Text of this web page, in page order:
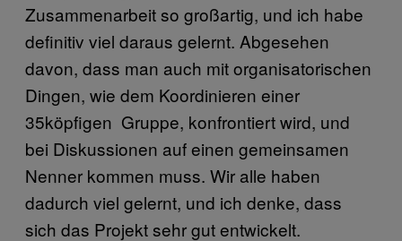
Zusammenarbeit so großartig, und ich habe
definitiv viel daraus gelernt. Abgesehen
davon, dass man auch mit organisatorischen
Dingen, wie dem Koordinieren einer
35köpfigen Gruppe, konfrontiert wird, und
bei Diskussionen auf einen gemeinsamen
Nenner kommen muss. Wir alle haben
dadurch viel gelernt, und ich denke, dass
sich das Projekt sehr gut entwickelt.